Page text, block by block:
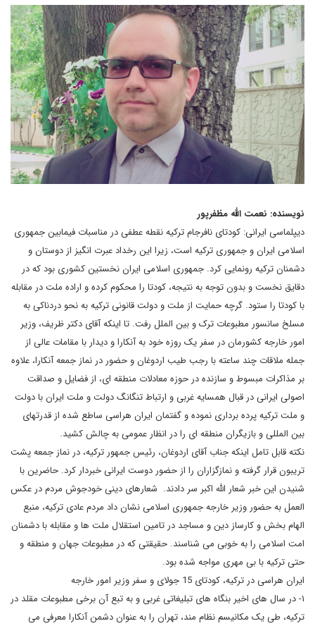
نویسنده: نعمت الله مظفرپور
دیپلماسی ایرانی: کودتای نافرجام ترکیه نقطه عطفی در مناسبات فیمابین جمهوری
اسلامی ایران و جمهوری ترکیه است، زیرا این رخداد عبرت انگیز از دوستان و
دشمنان ترکیه رونمایی کرد. جمهوری اسلامی ایران نخستین کشوری بود که در
دقایق نخست و بدون توجه به نتیجه، کودتا را محکوم کرده و اراده ملت در مقابله
با کودتا را ستود. گرچه حمایت از ملت و دولت قانونی ترکیه به نحو دردناکی به
مسلخ سانسور مطبوعات ترک و بین الملل رفت. تا اینکه آقای دکتر ظریف، وزیر
امور خارجه کشورمان در سفر یک روزه خود به آنکارا و دیدار با مقامات عالی از
جمله ملاقات چند ساعته با رجب طیب اردوغان و حضور در نماز جمعه آنکارا، علاوه
بر مذاکرات مبسوط و سازنده در حوزه معادلات منطقه ای، از فضایل و صداقت
اصولی ایرانی در قبال همسایه غربی و ارتباط تنگانگ دولت و ملت ایران با دولت
و ملت ترکیه پرده برداری نموده و گفتمان ایران هراسی ساطع شده از قدرتهای
بین المللی و بازیگران منطقه ای را در انظار عمومی به چالش کشید.
نکته قابل تامل اینکه جناب آقای اردوغان، رئیس جمهور ترکیه، در نماز جمعه پشت
تریبون قرار گرفته و نمازگزاران را از حضور دوست ایرانی خبردار کرد. حاضرین با
شنیدن این خبر شعار الله اکبر سر دادند. شعارهای دینی خودجوش مردم در عکس
العمل به حضور وزیر خارجه جمهوری اسلامی نشان داد مردم عادی ترکیه، منبع
الهام بخش و کارساز دین و مساجد در تامین استقلال ملت ها و مقابله با دشمنان
امت اسلامی را به خوبی می شناسند. حقیقتی که در مطبوعات جهان و منطقه و
حتی ترکیه با بی مهری مواجه شده بود.
ایران هراسی در ترکیه، کودتای 15 جولای و سفر وزیر امور خارجه
۱- در سال های اخیر بنگاه های تبلیغاتی غربی و به تبع آن برخی مطبوعات مقلد در
ترکیه، طی یک مکانیسم نظام مند، تهران را به عنوان دشمن آنکارا معرفی می